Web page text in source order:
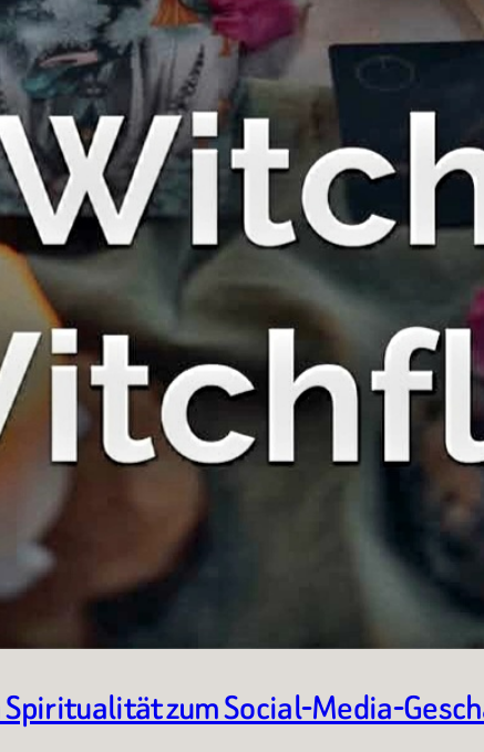
Spiritualität zum Social-Media-